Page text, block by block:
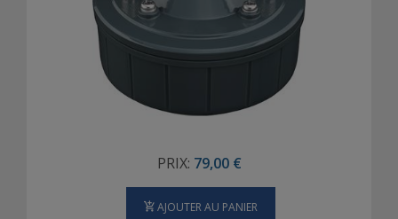
PRIX: 79,00 €
AJOUTER AU PANIER